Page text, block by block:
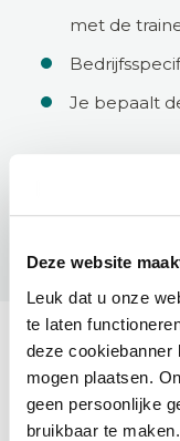
Deze website
Leuk dat u onze
te laten
deze
mogen plaatsen.
geen persoonlijke
bruikbaar te
met de
Je bepaalt
Ook interessant